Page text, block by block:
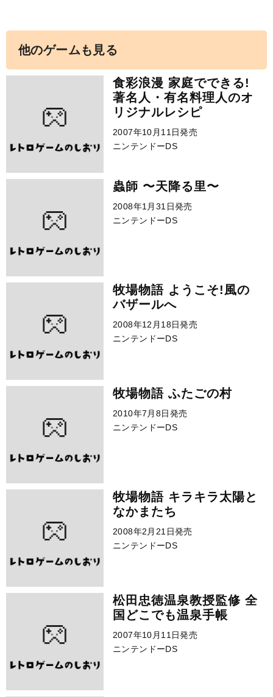
他のゲームも見る
食彩浪漫 家庭でできる!
著名人・有名料理人のオ
リジナルレシピ
2007年10月11日発売
ニンテンドーDS
蟲師 〜天降る里〜
2008年1月31日発売
ニンテンドーDS
牧場物語 ようこそ!風の
バザールへ
2008年12月18日発売
ニンテンドーDS
牧場物語 ふたごの村
2010年7月8日発売
ニンテンドーDS
牧場物語 キラキラ太陽と
なかまたち
2008年2月21日発売
ニンテンドーDS
松田忠徳温泉教授監修 全
国どこでも温泉手帳
2007年10月11日発売
ニンテンドーDS